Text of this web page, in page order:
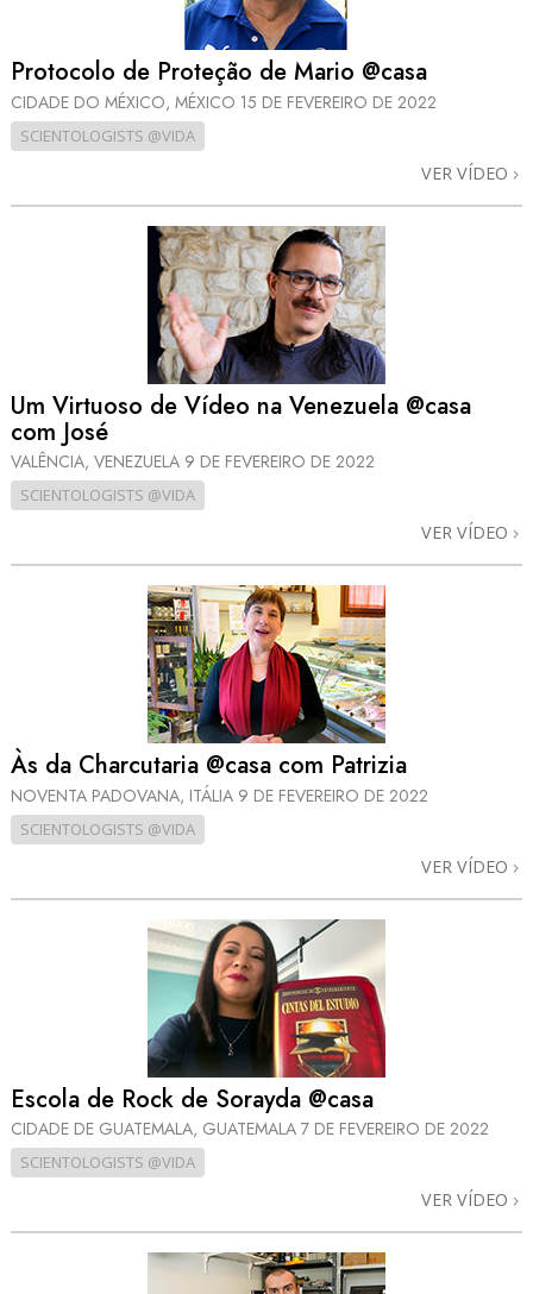
Protocolo de Proteção de Mario @casa
CIDADE DO MÉXICO, MÉXICO 15 DE FEVEREIRO DE 2022
SCIENTOLOGISTS @VIDA
VER VÍDEO
Um Virtuoso de Vídeo na Venezuela @casa
com José
VALÊNCIA, VENEZUELA 9 DE FEVEREIRO DE 2022
SCIENTOLOGISTS @VIDA
VER VÍDEO
Às da Charcutaria @casa com Patrizia
NOVENTA PADOVANA, ITÁLIA 9 DE FEVEREIRO DE 2022
SCIENTOLOGISTS @VIDA
VER VÍDEO
Escola de Rock de Sorayda @casa
CIDADE DE GUATEMALA, GUATEMALA 7 DE FEVEREIRO DE 2022
SCIENTOLOGISTS @VIDA
VER VÍDEO